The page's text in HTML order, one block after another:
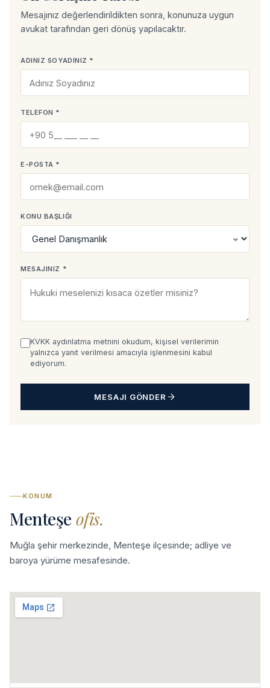
Mesajınız değerlendirildikten sonra, konunuza uygun
avukat tarafından geri dönüş yapılacaktır.
ADINIZ SOYADINIZ *
TELEFON *
E-POSTA *
KONU BAŞLIĞI
MESAJINIZ *
KVKK aydınlatma metnini okudum, kişisel verilerimin
yalnızca yanıt verilmesi amacıyla işlenmesini kabul
ediyorum.
MESAJI GÖNDER
KONUM
Menteşe ofis.
Muğla şehir merkezinde, Menteşe ilçesinde; adliye ve
baroya yürüme mesafesinde.